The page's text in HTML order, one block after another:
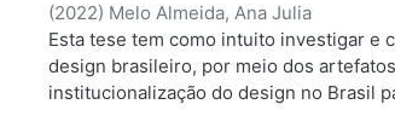
(2022) Melo Almeida, Ana Julia
Esta tese tem como intuito investigar e
design brasileiro, por meio dos
institucionalização do design no Brasil